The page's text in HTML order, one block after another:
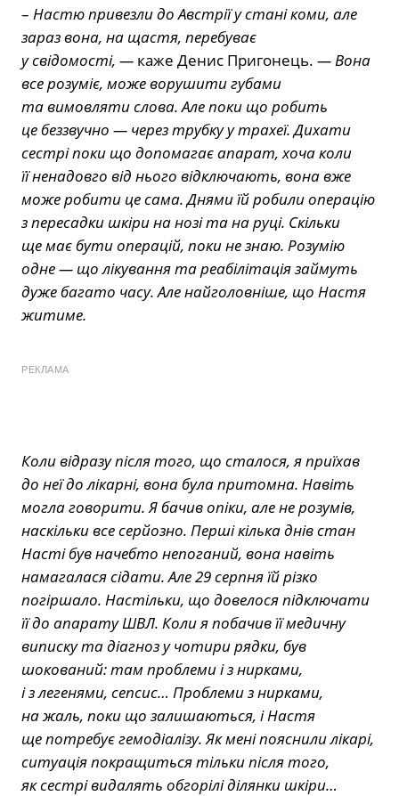
– Настю привезли до Австрії у стані коми, але
зараз вона, на щастя, перебуває
у свідомості, — каже Денис Пригонець. — Вона
все розуміє, може ворушити губами
та вимовляти слова. Але поки що робить
це беззвучно — через трубку у трахеї. Дихати
сестрі поки що допомагає апарат, хоча коли
її ненадовго від нього відключають, вона вже
може робити це сама. Днями їй робили операцію
з пересадки шкіри на нозі та на руці. Скільки
ще має бути операцій, поки не знаю. Розумію
одне — що лікування та реабілітація займуть
дуже багато часу. Але найголовніше, що Настя
житиме.
РЕКЛАМА
Коли відразу після того, що сталося, я приїхав
до неї до лікарні, вона була притомна. Навіть
могла говорити. Я бачив опіки, але не розумів,
наскільки все серйозно. Перші кілька днів стан
Насті був начебто непоганий, вона навіть
намагалася сідати. Але 29 серпня їй різко
погіршало. Настільки, що довелося підключати
її до апарату ШВЛ. Коли я побачив її медичну
виписку та діагноз у чотири рядки, був
шокований: там проблеми і з нирками,
і з легенями, сепсис… Проблеми з нирками,
на жаль, поки що залишаються, і Настя
ще потребує гемодіалізу. Як мені пояснили лікарі,
ситуація покращиться тільки після того,
як сестрі видалять обгорілі ділянки шкіри…